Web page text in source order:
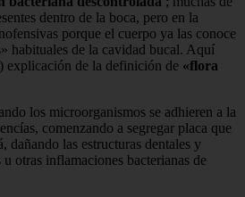
dentro de la boca, pero en la
porque el cuerpo ya las conoce
habituales de la cavidad bucal. Aquí
explicación de la definición de «flora
los microorganismos se adhieren a la
comenzando a segregar placa que
dañando las estructuras dentales y
otras inflamaciones bacterianas de